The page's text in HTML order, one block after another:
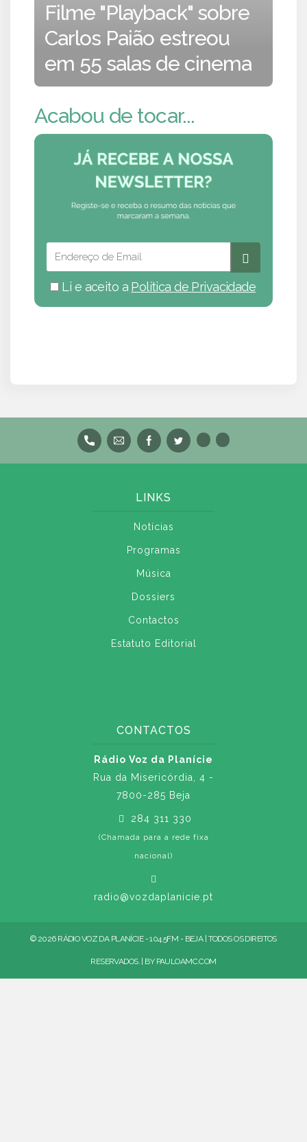
Filme "Playback" sobre
Carlos Paião estreou
em 55 salas de cinema
Acabou de tocar...
Li e aceito a Política de Privacidade
LINKS
Notícias
Programas
Música
Dossiers
Contactos
Estatuto Editorial
CONTACTOS
Rádio Voz da Planície
Rua da Misericórdia, 4 -
7800-285 Beja
284 311 330
(Chamada para a rede fixa
nacional)
radio@vozdaplanicie.pt
© 2026 RÁDIO VOZ DA PLANÍCIE - 104.5FM - BEJA | TODOS OS DIREITOS
RESERVADOS. | BY PAULOAMC.COM